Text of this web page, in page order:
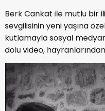
Berk Cankat ile mutlu bir
sevgilisinin yeni yaşına
kutlamayla sosyal
dolu video,